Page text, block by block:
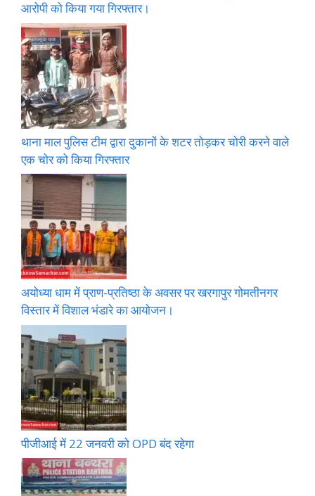
आरोपी को किया गया गिरफ्तार।
थाना माल पुलिस टीम द्वारा दुकानों के शटर तोड़कर चोरी करने वाले
एक चोर को किया गिरफ्तार
अयोध्या धाम में प्राण-प्रतिष्ठा के अवसर पर खरगापुर गोमतीनगर
विस्तार में विशाल भंडारे का आयोजन।
पीजीआई में 22 जनवरी को OPD बंद रहेगा